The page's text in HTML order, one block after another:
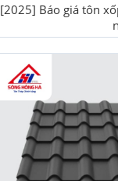
[2025] Báo giá tôn